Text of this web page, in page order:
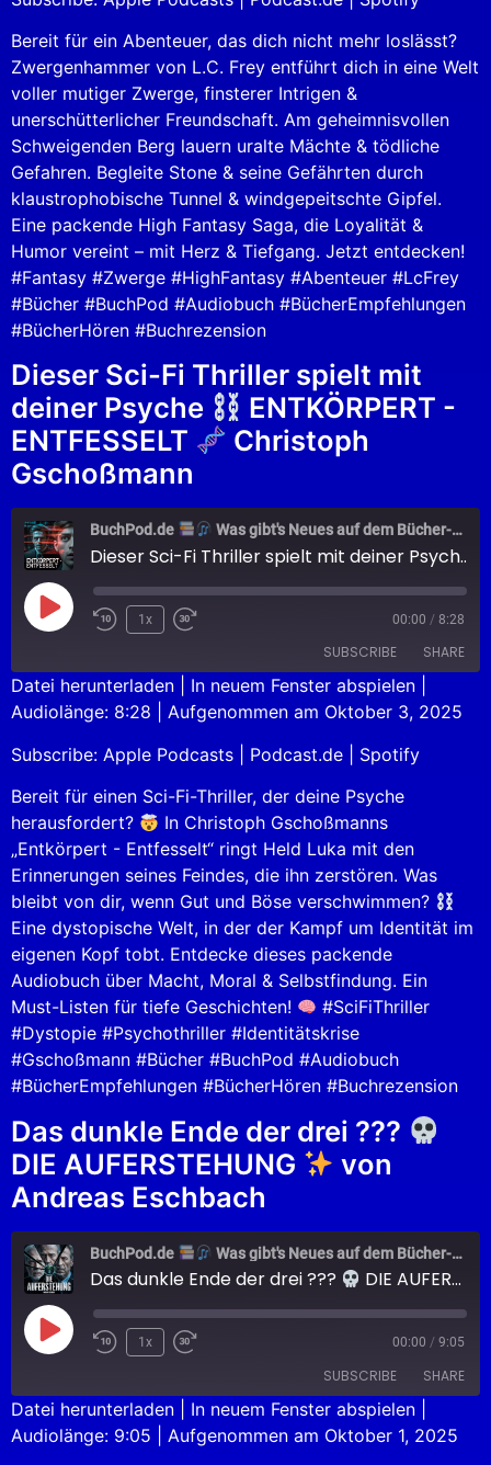
RSS FEED
EMBED
Bereit für ein Abenteuer, das dich nicht mehr loslässt?
Zwergenhammer von L.C. Frey entführt dich in eine Welt
voller mutiger Zwerge, finsterer Intrigen &
unerschütterlicher Freundschaft. Am geheimnisvollen
Schweigenden Berg lauern uralte Mächte & tödliche
Gefahren. Begleite Stone & seine Gefährten durch
klaustrophobische Tunnel & windgepeitschte Gipfel.
Eine packende High Fantasy Saga, die Loyalität &
Humor vereint – mit Herz & Tiefgang. Jetzt entdecken!
#Fantasy #Zwerge #HighFantasy #Abenteuer #LcFrey
#Bücher #BuchPod #Audiobuch #BücherEmpfehlungen
#BücherHören #Buchrezension
Dieser Sci-Fi Thriller spielt mit
deiner Psyche
ENTKÖRPERT -
ENTFESSELT
Christoph
Gschoßmann
BuchPod.de Was gibt's Neues auf dem Bücher-Markt?
Dieser Sci-Fi Thriller spielt mit deiner Psyche
1x 00:00 / 8:28
SUBSCRIBE SHARE
Apple Podcasts Podcast.de
Spotify
RSS FEED
SHARE
LINK
EMBED
Datei herunterladen In neuem Fenster abspielen
Audiolänge: 8:28
Aufgenommen am Oktober 3, 2025
Subscribe: Apple Podcasts Podcast.de
Spotify
Bereit für einen Sci-Fi-Thriller, der deine Psyche
herausfordert?
In Christoph Gschoßmanns
„Entkörpert - Entfesselt“ ringt Held Luka mit den
Erinnerungen seines Feindes, die ihn zerstören. Was
bleibt von dir, wenn Gut und Böse verschwimmen?
Eine dystopische Welt, in der der Kampf um Identität im
eigenen Kopf tobt. Entdecke dieses packende
Audiobuch über Macht, Moral & Selbstfindung. Ein
Must-Listen für tiefe Geschichten!
#SciFiThriller
#Dystopie #Psychothriller #Identitätskrise
#Gschoßmann #Bücher #BuchPod #Audiobuch
#BücherEmpfehlungen #BücherHören #Buchrezension
Das dunkle Ende der drei ???
DIE AUFERSTEHUNG
von
Andreas Eschbach
BuchPod.de Was gibt's Neues auf dem Bücher-Markt?
Das dunkle Ende der drei ??? DIE AUFERSTEHUNG
1x 00:00 / 9:05
SUBSCRIBE SHARE
Apple Podcasts Podcast.de
SHARE
Datei herunterladen In neuem Fenster abspielen
Audiolänge: 9:05
Aufgenommen am Oktober 1, 2025